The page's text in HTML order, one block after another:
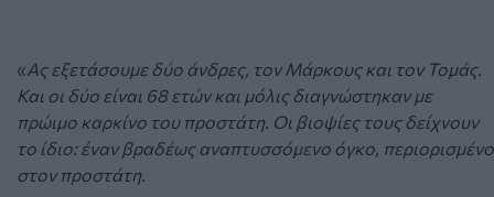
«Ας εξετάσουμε δύο άνδρες, τον Μάρκους και τον Τομάς.
Και οι δύο είναι 68 ετών και μόλις διαγνώστηκαν με
πρώιμο καρκίνο του προστάτη. Οι βιοψίες τους δείχνουν
το ίδιο: έναν βραδέως αναπτυσσόμενο όγκο, περιορισμένο
στον προστάτη.